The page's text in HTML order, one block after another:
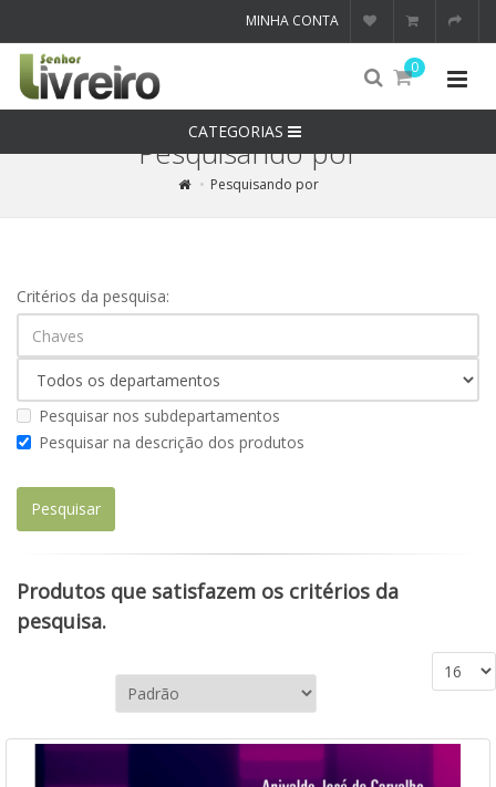
MINHA CONTA
0
CATEGORIAS
Pesquisando por
Pesquisando por
Critérios da pesquisa:
Pesquisar nos subdepartamentos
Pesquisar na descrição dos produtos
Produtos que satisfazem os critérios da
pesquisa.